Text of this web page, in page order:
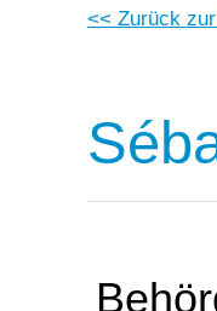
<< Zurück